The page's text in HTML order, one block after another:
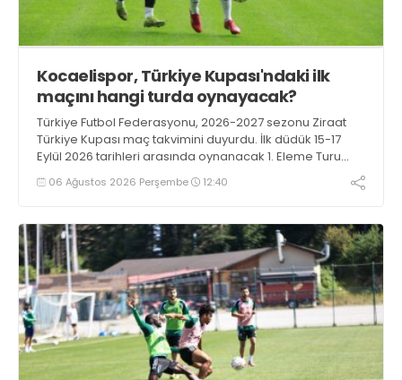
Kocaelispor, Türkiye Kupası'ndaki ilk
maçını hangi turda oynayacak?
Türkiye Futbol Federasyonu, 2026-2027 sezonu Ziraat
Türkiye Kupası maç takvimini duyurdu. İlk düdük 15-17
Eylül 2026 tarihleri arasında oynanacak 1. Eleme Turu
karşılaşmalarıyla çalacak.
06 Ağustos 2026 Perşembe 12:40